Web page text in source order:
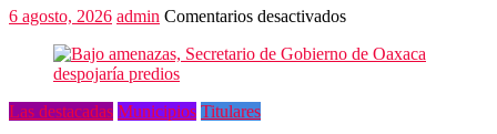
6 agosto, 2026 admin Comentarios desactivadosen
SEGOB
Las destacadas Municipios Titulares